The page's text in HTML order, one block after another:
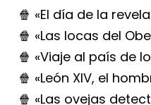
🍿 «El día de la
🍿 «Las locas del
🍿 «Viaje al país de
🍿 «León XIV, el
🍿 «Las ovejas